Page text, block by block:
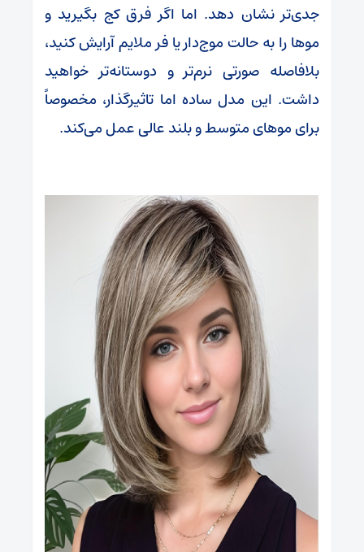
جدی‌تر نشان دهد. اما اگر فرق کج بگیرید و
موها را به حالت موج‌دار یا فر ملایم آرایش کنید،
بلافاصله صورتی نرم‌تر و دوستانه‌تر خواهید
داشت. این مدل ساده اما تاثیرگذار، مخصوصاً
برای موهای متوسط و بلند عالی عمل می‌کند.